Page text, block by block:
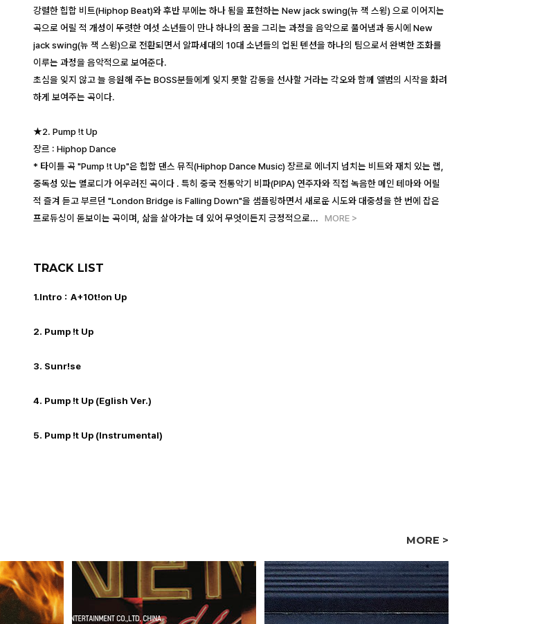
강렬한 힙합 비트(Hiphop Beat)와 후반 부에는 하나 됨을 표현하는 New jack swing(뉴 잭 스윙) 으로 이어지는
곡으로 어릴 적 개성이 뚜렷한 여섯 소년들이 만나 하나의 꿈을 그리는 과정을 음악으로 풀어냄과 동시에 New
jack swing(뉴 잭 스윙)으로 전환되면서 알파세대의 10대 소년들의 업된 텐션을 하나의 팀으로서 완벽한 조화를
이루는 과정을 음악적으로 보여준다.
초심을 잊지 않고 늘 응원해 주는 BOSS분들에게 잊지 못할 감동을 선사할 거라는 각오와 함께 앨범의 시작을 화려
하게 보여주는 곡이다.
★2. Pump !t Up
장르 : Hiphop Dance
* 타이틀 곡 "Pump !t Up"은 힙합 댄스 뮤직(Hiphop Dance Music) 장르로 에너지 넘치는 비트와 재치 있는 랩,
중독성 있는 멜로디가 어우러진 곡이다 . 특히 중국 전통악기 비파(PIPA) 연주자와 직접 녹음한 메인 테마와 어릴
적 즐겨 듣고 부르던 "London Bridge is Falling Down"을 샘플링하면서 새로운 시도와 대중성을 한 번에 잡은
프로듀싱이 돋보이는 곡이며, 삶을 살아가는 데 있어 무엇이든지 긍정적으로... MORE >
TRACK LIST
1.Intro：A+10t!on Up
2. Pump !t Up
3. Sunr!se
4. Pump !t Up (Eglish Ver.)
5. Pump !t Up (Instrumental)
MORE >